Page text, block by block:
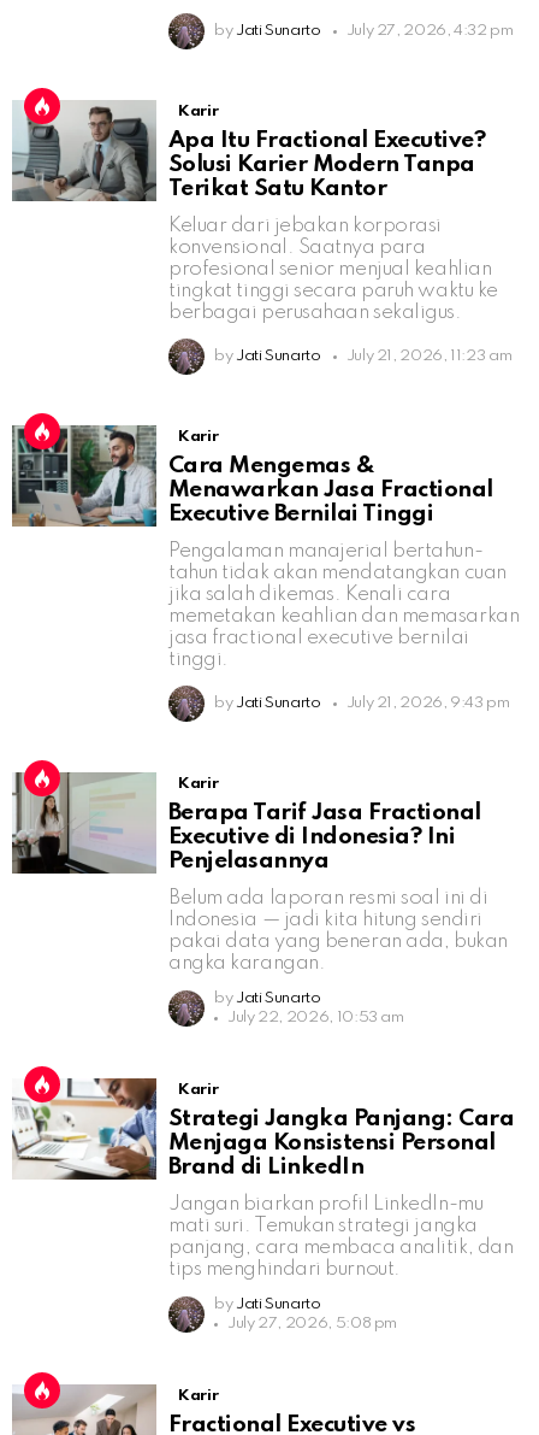
by Jati Sunarto July 27, 2026, 4:32 pm
Karir
Apa Itu Fractional Executive?
Solusi Karier Modern Tanpa
Terikat Satu Kantor
Keluar dari jebakan korporasi
konvensional. Saatnya para
profesional senior menjual keahlian
tingkat tinggi secara paruh waktu ke
berbagai perusahaan sekaligus.
by Jati Sunarto July 21, 2026, 11:23 am
Karir
Cara Mengemas &
Menawarkan Jasa Fractional
Executive Bernilai Tinggi
Pengalaman manajerial bertahun-
tahun tidak akan mendatangkan cuan
jika salah dikemas. Kenali cara
memetakan keahlian dan memasarkan
jasa fractional executive bernilai
tinggi.
by Jati Sunarto July 21, 2026, 9:43 pm
Karir
Berapa Tarif Jasa Fractional
Executive di Indonesia? Ini
Penjelasannya
Belum ada laporan resmi soal ini di
Indonesia — jadi kita hitung sendiri
pakai data yang beneran ada, bukan
angka karangan.
by Jati Sunarto
July 22, 2026, 10:53 am
Karir
Strategi Jangka Panjang: Cara
Menjaga Konsistensi Personal
Brand di LinkedIn
Jangan biarkan profil LinkedIn-mu
mati suri. Temukan strategi jangka
panjang, cara membaca analitik, dan
tips menghindari burnout.
by Jati Sunarto
July 27, 2026, 5:08 pm
Karir
Fractional Executive vs